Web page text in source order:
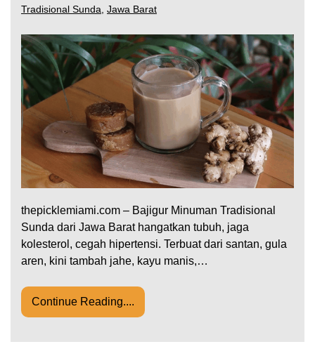
Tradisional Sunda Jawa Barat
thepicklemiami.com – Bajigur Minuman Tradisional
Sunda dari Jawa Barat hangatkan tubuh, jaga
kolesterol, cegah hipertensi. Terbuat dari santan, gula
aren, kini tambah jahe, kayu manis,…
Continue Reading....